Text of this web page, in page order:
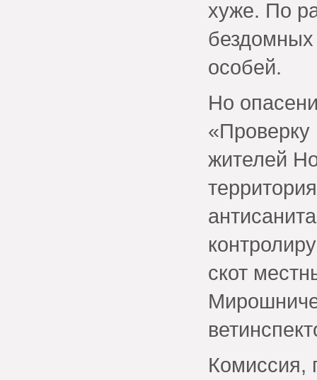
хуже. По
бездомных
особей.
Но
«Проверку
жителей
скот
Комиссия,